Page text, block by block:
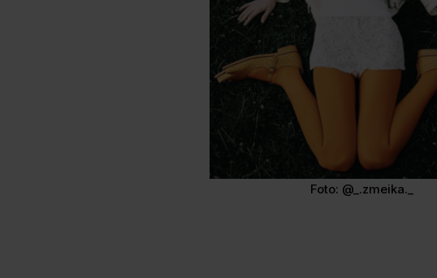
Foto: @_.zmeika._